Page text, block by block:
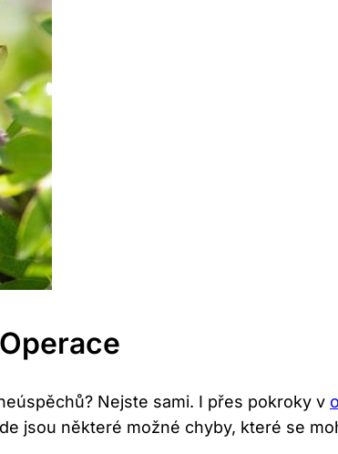
Nejste sami. I přes pokroky v
jsou některé možné chyby, které se